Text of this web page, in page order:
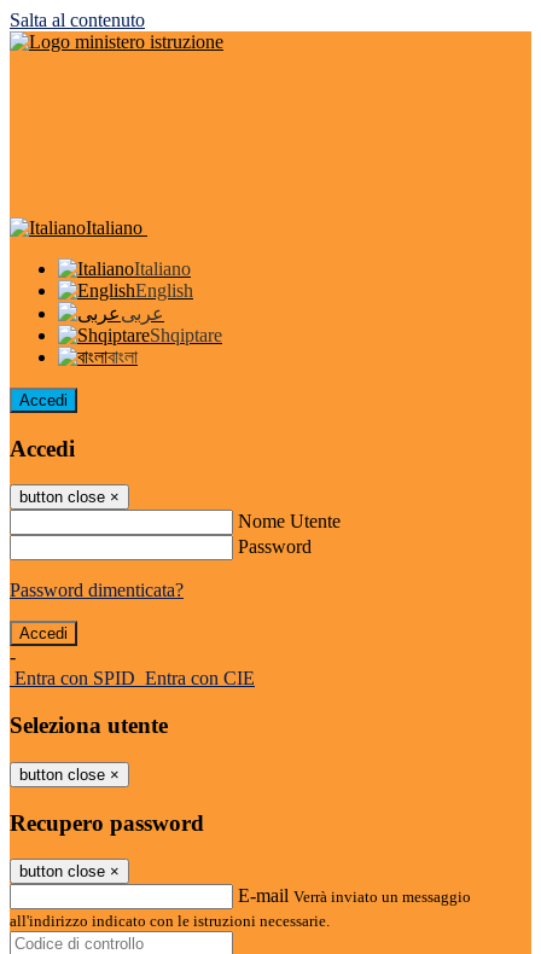
Salta al contenuto
Italiano
Italiano
English
عربى
Shqiptare
বাংলা
Accedi
Accedi
button close ×
Nome Utente
Password
Password dimenticata?
-
Entra con SPID Entra con CIE
Seleziona utente
button close ×
Recupero password
button close ×
E-mail Verrà inviato un messaggio
all'indirizzo indicato con le istruzioni necessarie.